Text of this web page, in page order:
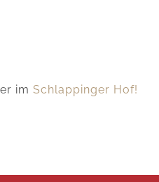
im Schlappinger Hof!